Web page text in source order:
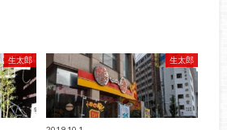
生太郎 生太郎